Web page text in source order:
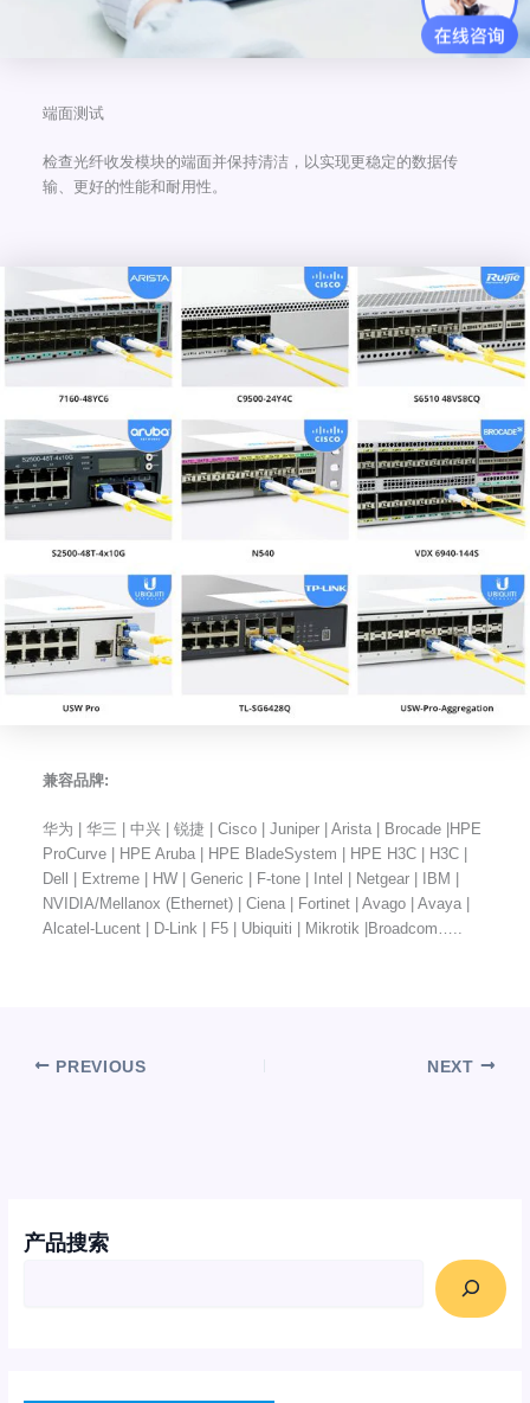
产品搜索
端面测试
检查光纤收发模块的端面并保持清洁，以实现更稳定的数据传
输、更好的性能和耐用性。
兼容品牌:
华为 | 华三 | 中兴 | 锐捷 | Cisco | Juniper | Arista | Brocade |HPE
ProCurve | HPE Aruba | HPE BladeSystem | HPE H3C | H3C |
Dell | Extreme | HW | Generic | F-tone | Intel | Netgear | IBM |
NVIDIA/Mellanox (Ethernet) | Ciena | Fortinet | Avago | Avaya |
Alcatel-Lucent | D-Link | F5 | Ubiquiti | Mikrotik |Broadcom…..
PREVIOUS NEXT